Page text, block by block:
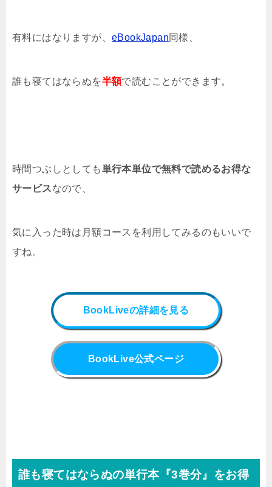
有料にはなりますが、 eBookJapan同様、
誰も寝てはならぬを半額で読むことができます。
時間つぶしとしても単行本単位で無料で読めるお得な
サービスなので、
気に入った時は月額コースを利用してみるのもいいで
すね。
BookLiveの詳細を見る
BookLive公式ページ
誰も寝てはならぬの単行本『3巻分』をお得